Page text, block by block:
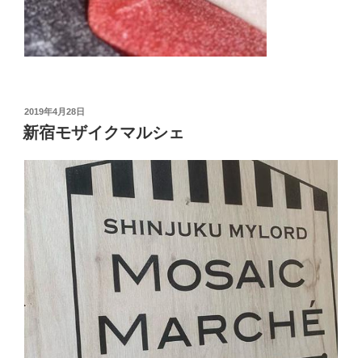
投
稿
日:
2019年4月28日
新宿モザイクマルシェ